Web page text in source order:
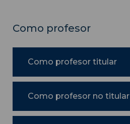
Como profesor
Como profesor titular
Como profesor no titular